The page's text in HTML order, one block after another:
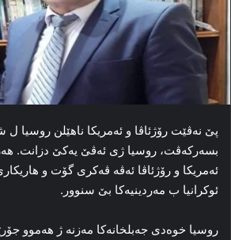
پێ نەڤێت رۆژئاڤا و ئەمریکا ناهێلن روسیا ل
بسەرکەڤت، روسیا ژی ئەڤێ یەکێ دزانت.
ئەمریکا و رۆژئاڤا ئەڤە ڤەکری گۆت و
ئوکرانیا ب مەردینیەکا بێ سنوور.
روسیا خوەدی جەبلخانەکا مەزنە ژ هەموو